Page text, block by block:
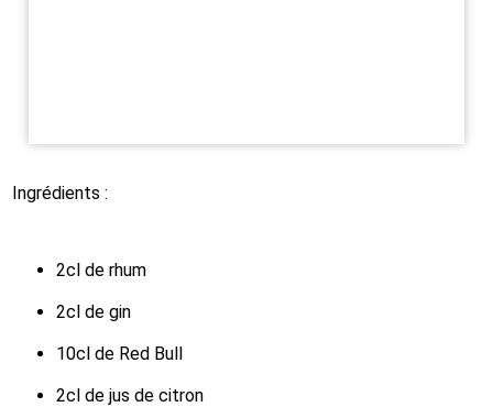
Ingrédients :
2cl de rhum
2cl de gin
10cl de Red Bull
2cl de jus de citron